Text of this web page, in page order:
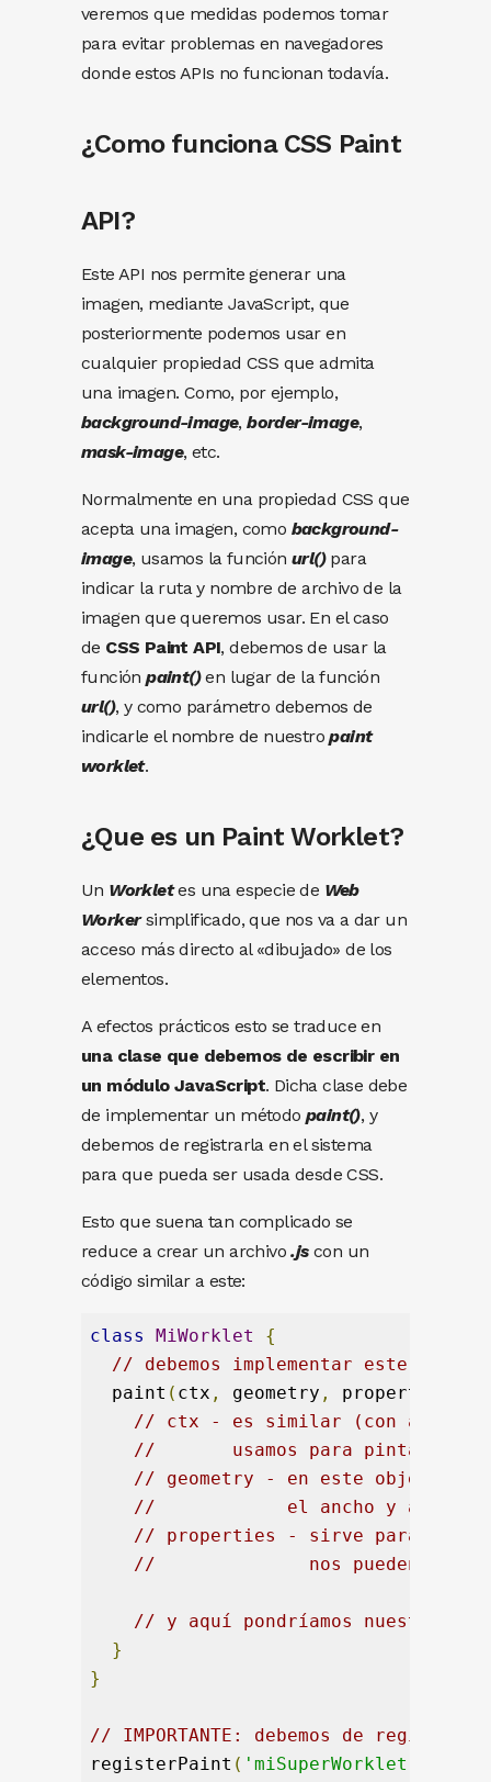
veremos que medidas podemos tomar
para evitar problemas en navegadores
donde estos APIs no funcionan todavía.
¿Como funciona CSS Paint
API?
Este API nos permite generar una
imagen, mediante JavaScript, que
posteriormente podemos usar en
cualquier propiedad CSS que admita
una imagen. Como, por ejemplo,
background-image,border-image,
mask-image, etc.
Normalmente en una propiedad CSS que
acepta una imagen, como background-
image, usamos la función url()para
indicar la ruta y nombre de archivo de la
imagen que queremos usar. En el caso
de CSS Paint API, debemos de usar la
funciónpaint()en lugar de la función
url(), y como parámetro debemos de
indicarle el nombre de nuestropaint
worklet.
¿Que es un Paint Worklet?
Un Worklet es una especie de Web
Workersimplificado, que nos va a dar un
acceso más directo al «dibujado» de los
elementos.
A efectos prácticos esto se traduce en
una clase que debemos de escribir en
un módulo JavaScript. Dicha clase debe
de implementar un método paint(), y
debemos de registrarla en el sistema
para que pueda ser usada desde CSS.
Esto que suena tan complicado se
reduce a crear un archivo.jscon un
código similar a este:
class MiWorklet
{
// debemos implementar este
  paint
( ctx , geometry , properties
// ctx - es similar (con
//       usamos para pintar en
// geometry - en este objeto
//            el ancho y alto del
// properties - sirve para
//              nos pueden servir
// y aquí pondríamos nuestro
}
}
// IMPORTANTE: debemos de
registerPaint ( 'miSuperWorklet'